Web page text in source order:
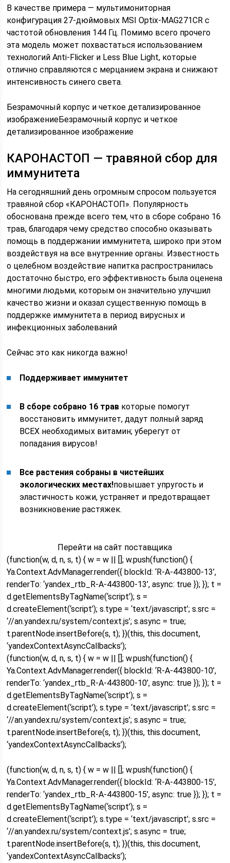
В качестве примера — мультимониторная
конфигурация 27-дюймовых MSI Optix-MAG271CR с
частотой обновления 144 Гц. Помимо всего прочего
эта модель может похвастаться использованием
технологий Anti-Flicker и Less Blue Light, которые
отлично справляются с мерцанием экрана и снижают
интенсивность синего света.
Безрамочный корпус и четкое детализированное
изображениеБезрамочный корпус и четкое
детализированное изображение
КАРОНАСТОП — травяной сбор для
иммунитета
На сегодняшний день огромным спросом пользуется
травяной сбор «КАРОНАСТОП». Популярность
обоснована прежде всего тем, что в сборе собрано 16
трав, благодаря чему средство способно оказывать
помощь в поддержании иммунитета, широко при этом
воздействуя на все внутренние органы. Известность
о целебном воздействие напитка распространилась
достаточно быстро, его эффективность была оценена
многими людьми, которым он значительно улучшил
качество жизни и оказал существенную помощь в
поддержке иммунитета в период вирусных и
инфекционных заболеваний
Сейчас это как никогда важно!
Поддерживает иммунитет
В сборе собрано 16 трав которые помогут
восстановить иммунитет, дадут полный заряд
ВСЕХ необходимых витамин; уберегут от
попадания вирусов!
Все растения собраны в чистейших
экологических местах!повышает упругость и
эластичность кожи, устраняет и предотвращает
возникновение растяжек.
Перейти на сайт поставщика
(function(w, d, n, s, t) { w = w || []; w.push(function() {
Ya.Context.AdvManager.render({ blockId: ‘R-A-443800-13’,
renderTo: ‘yandex_rtb_R-A-443800-13’, async: true }); }); t =
d.getElementsByTagName(‘script’); s =
d.createElement(‘script’); s.type = ‘text/javascript’; s.src =
‘//an.yandex.ru/system/context.js’; s.async = true;
t.parentNode.insertBefore(s, t); })(this, this.document,
‘yandexContextAsyncCallbacks’);
(function(w, d, n, s, t) { w = w || []; w.push(function() {
Ya.Context.AdvManager.render({ blockId: ‘R-A-443800-10’,
renderTo: ‘yandex_rtb_R-A-443800-10’, async: true }); }); t =
d.getElementsByTagName(‘script’); s =
d.createElement(‘script’); s.type = ‘text/javascript’; s.src =
‘//an.yandex.ru/system/context.js’; s.async = true;
t.parentNode.insertBefore(s, t); })(this, this.document,
‘yandexContextAsyncCallbacks’);
(function(w, d, n, s, t) { w = w || []; w.push(function() {
Ya.Context.AdvManager.render({ blockId: ‘R-A-443800-15’,
renderTo: ‘yandex_rtb_R-A-443800-15’, async: true }); }); t =
d.getElementsByTagName(‘script’); s =
d.createElement(‘script’); s.type = ‘text/javascript’; s.src =
‘//an.yandex.ru/system/context.js’; s.async = true;
t.parentNode.insertBefore(s, t); })(this, this.document,
‘yandexContextAsyncCallbacks’);